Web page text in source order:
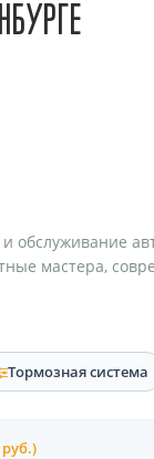
обслуживание
мастера,
Тормозная система